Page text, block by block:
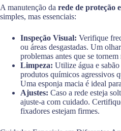
A manutenção da rede de proteção
simples, mas essenciais:
Inspeção Visual: Verifique
ou áreas desgastadas. Um
problemas antes que se tornem
Limpeza: Utilize água e
produtos químicos agressivos
Uma esponja macia é ideal
Ajustes: Caso a rede esteja
ajuste-a com cuidado.
fixadores estejam firmes.